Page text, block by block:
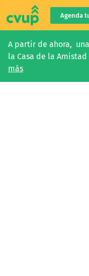
Agenda
A partir de ahora,
la Casa de la
más